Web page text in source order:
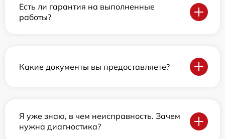
Есть ли гарантия на выполненные
работы?
Какие документы вы предоставляете?
Я уже знаю, в чем неисправность. Зачем
нужна диагностика?